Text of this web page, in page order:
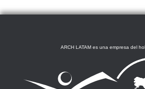
ARCH LATAM es una empresa del